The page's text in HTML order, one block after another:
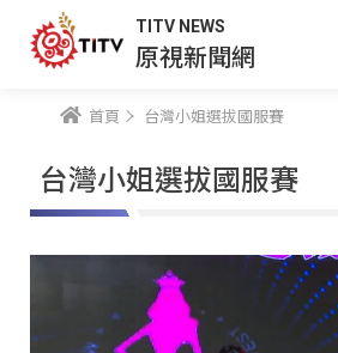
TITV NEWS
原視新聞網
首頁 台灣小姐選拔國服賽
台灣小姐選拔國服賽